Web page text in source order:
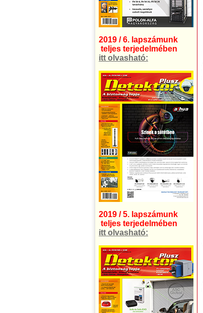
2019 / 6. lapszámunk
teljes terjedelmében
itt olvasható:
2019 / 5. lapszámunk
teljes terjedelmében
itt olvasható: